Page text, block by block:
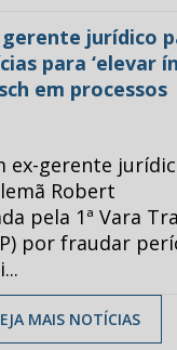
jurídico
para ‘elevar
em processos
ex-gerente
Robert
pela 1ª Vara
por fraudar
MAIS NOTÍCIAS